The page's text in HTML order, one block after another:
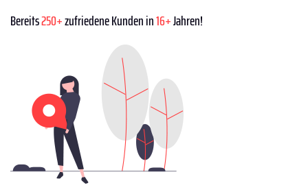
Bereits250+zufriedene Kunden in16+Jahren!